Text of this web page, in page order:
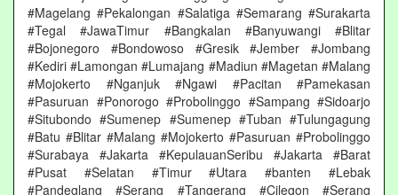
#Magelang #Pekalongan #Salatiga #Semarang #Surakarta
#Tegal #JawaTimur #Bangkalan #Banyuwangi #Blitar
#Bojonegoro #Bondowoso #Gresik #Jember #Jombang
#Kediri #Lamongan #Lumajang #Madiun #Magetan #Malang
#Mojokerto #Nganjuk #Ngawi #Pacitan #Pamekasan
#Pasuruan #Ponorogo #Probolinggo #Sampang #Sidoarjo
#Situbondo #Sumenep #Sumenep #Tuban #Tulungagung
#Batu #Blitar #Malang #Mojokerto #Pasuruan #Probolinggo
#Surabaya #Jakarta #KepulauanSeribu #Jakarta #Barat
#Pusat #Selatan #Timur #Utara #banten #Lebak
#Pandeglang #Serang #Tangerang #Cilegon #Serang